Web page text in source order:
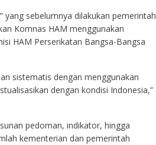
yang sebelumnya dilakukan pemerintah
Komnas HAM menggunakan
HAM Perserikatan Bangsa-Bangsa
sistematis dengan menggunakan
dengan kondisi Indonesia,”
pedoman, indikator, hingga
kementerian dan pemerintah